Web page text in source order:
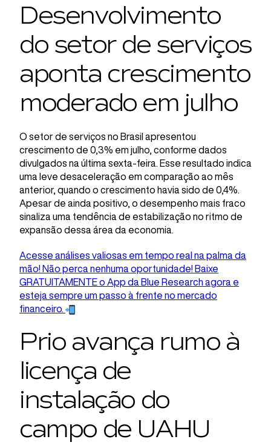
Desenvolvimento
do setor de serviços
aponta crescimento
moderado em julho
O setor de serviços no Brasil apresentou
crescimento de 0,3% em julho, conforme dados
divulgados na última sexta-feira. Esse resultado indica
uma leve desaceleração em comparação ao mês
anterior, quando o crescimento havia sido de 0,4%.
Apesar de ainda positivo, o desempenho mais fraco
sinaliza uma tendência de estabilização no ritmo de
expansão dessa área da economia.
Acesse análises valiosas em tempo real na palma da
mão! Não perca nenhuma oportunidade! Baixe
GRATUITAMENTE o App da Blue Research agora e
esteja sempre um passo à frente no mercado
financeiro.
Prio avança rumo à
licença de
instalação do
campo de UAHU